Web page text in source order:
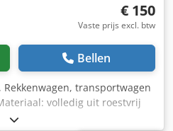
€ 150
Vaste prijs excl. btw
Bellen
, Rekkenwagen, transportwagen
volledig uit roestvrij
1000/H780 mm -